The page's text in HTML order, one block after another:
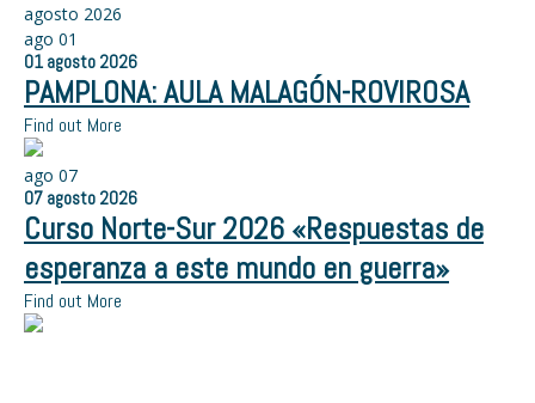
agosto 2026
ago 01
01 agosto 2026
PAMPLONA: AULA MALAGÓN-ROVIROSA
Find out More
ago 07
07 agosto 2026
Curso Norte-Sur 2026 «Respuestas de
esperanza a este mundo en guerra»
Find out More